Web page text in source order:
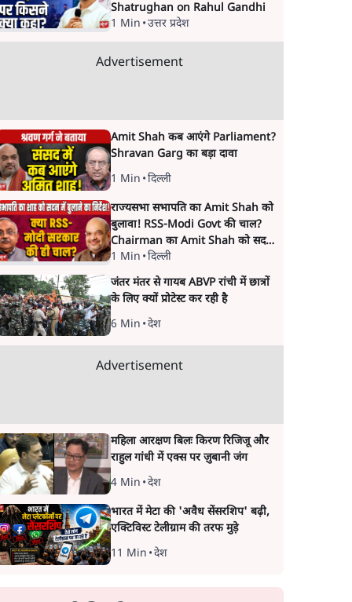
Shatrughan on Rahul Gandhi
1 Min •उत्तर प्रदेश
Advertisement
Amit Shah कब आएंगे Parliament?
Shravan Garg का बड़ा दावा
1 Min •दिल्ली
राज्यसभा सभापति का Amit Shah को
बुलावा! RSS-Modi Govt की चाल?
Chairman का Amit Shah को सदन
में बयान देने का संकेत क्यों? Senior
journalist Vinod Agnihotri ने इसे
Modi Government और RSS की
संभावित strategy से जोड़कर बड़ा
सवाल उठाया है।
1 Min •दिल्ली
जंतर मंतर से गायब ABVP रांची में छात्रों
के लिए क्यों प्रोटेस्ट कर रही है
6 Min •देश
Advertisement
महिला आरक्षण बिलः किरण रिजिजू और
राहुल गांधी में एक्स पर ज़ुबानी जंग
4 Min •देश
भारत में मेटा की 'अवैध सेंसरशिप' बढ़ी,
एक्टिविस्ट टेलीग्राम की तरफ मुड़े
11 Min •देश